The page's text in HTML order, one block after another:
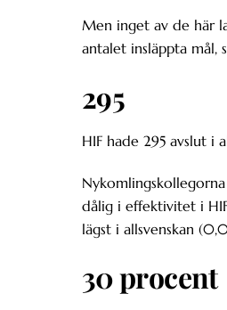
Men inget av de här
antalet insläppta mål,
295
HIF hade 295 avslut i
dålig i effektivitet i
lägst i allsvenskan
30 procent